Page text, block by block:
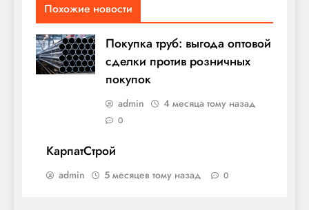
Похожие новости
Покупка труб: выгода оптовой
сделки против розничных
покупок
admin 4 месяца тому назад
0
КарпатСтрой
admin 5 месяцев тому назад 0